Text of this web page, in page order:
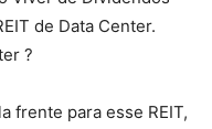
de Data Center.
?
frente para esse REIT,